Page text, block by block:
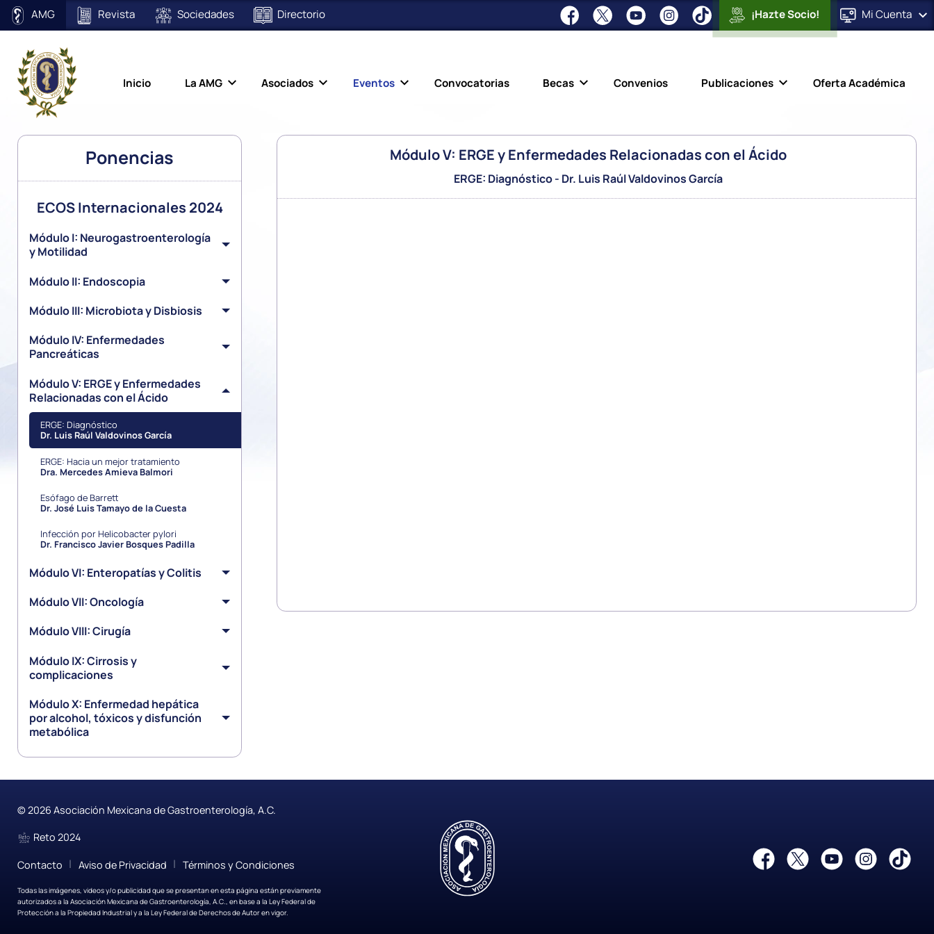
AMG Revista Sociedades Directorio ¡Hazte Socio! MiCuenta
Inicio La AMG Asociados Eventos Convocatorias Becas Convenios Publicaciones Oferta Académica
Ponencias
ECOS Internacionales 2024
Módulo I: Neurogastroenterología
y Motilidad
Módulo II: Endoscopia
Módulo III: Microbiota y Disbiosis
Módulo IV: Enfermedades
Pancreáticas
Módulo V: ERGE y Enfermedades
Relacionadas con el Ácido
ERGE: Diagnóstico
Dr. Luis Raúl Valdovinos García
ERGE: Hacia un mejor tratamiento
Dra. Mercedes Amieva Balmori
Esófago de Barrett
Dr. José Luis Tamayo de la Cuesta
Infección por Helicobacter pylori
Dr. Francisco Javier Bosques Padilla
Módulo VI: Enteropatías y Colitis
Módulo VII: Oncología
Módulo VIII: Cirugía
Módulo IX: Cirrosis y
complicaciones
Módulo X: Enfermedad hepática
por alcohol, tóxicos y disfunción
metabólica
Módulo V: ERGE y Enfermedades Relacionadas con el Ácido
ERGE: Diagnóstico - Dr. Luis Raúl Valdovinos García
© 2026 Asociación Mexicana de Gastroenterología, A.C.
Reto 2024
Contacto | Aviso de Privacidad | Términos y Condiciones
Todas las imágenes, videos y/o publicidad que se presentan en esta página están previamente
autorizados a la Asociación Mexicana de Gastroenterología, A.C., en base a la Ley Federal de
Protección a la Propiedad Industrial y a la Ley Federal de Derechos de Autor en vigor.